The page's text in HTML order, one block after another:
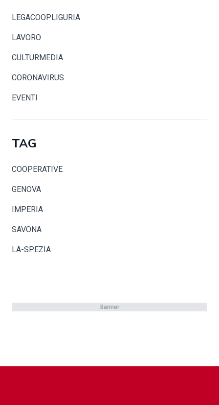
LEGACOOPLIGURIA
LAVORO
CULTURMEDIA
CORONAVIRUS
EVENTI
TAG
COOPERATIVE
GENOVA
IMPERIA
SAVONA
LA-SPEZIA
Banner